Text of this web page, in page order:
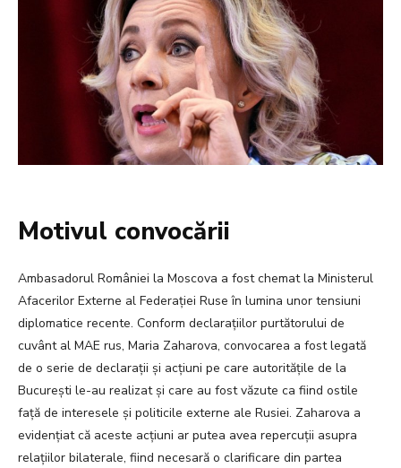
Motivul convocării
Ambasadorul României la Moscova a fost chemat la Ministerul
Afacerilor Externe al Federației Ruse în lumina unor tensiuni
diplomatice recente. Conform declarațiilor purtătorului de
cuvânt al MAE rus, Maria Zaharova, convocarea a fost legată
de o serie de declarații și acțiuni pe care autoritățile de la
București le-au realizat și care au fost văzute ca fiind ostile
față de interesele și politicile externe ale Rusiei. Zaharova a
evidențiat că aceste acțiuni ar putea avea repercuții asupra
relațiilor bilaterale, fiind necesară o clarificare din partea